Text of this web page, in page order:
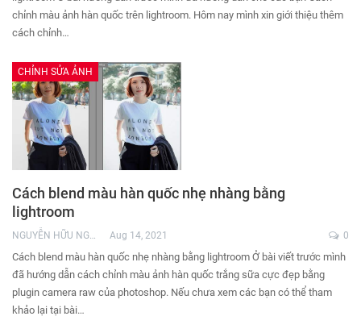
chỉnh màu ảnh hàn quốc trên lightroom. Hôm nay mình xin giới thiệu thêm
cách chỉnh…
CHỈNH SỬA ẢNH
Cách blend màu hàn quốc nhẹ nhàng bằng
lightroom
NGUYỄN HỮU NGHĨA Aug 14, 2021 0
Cách blend màu hàn quốc nhẹ nhàng bằng lightroom Ở bài viết trước mình
đã hướng dẫn cách chỉnh màu ảnh hàn quốc trắng sữa cực đẹp bằng
plugin camera raw của photoshop. Nếu chưa xem các bạn có thể tham
khảo lại tại bài…